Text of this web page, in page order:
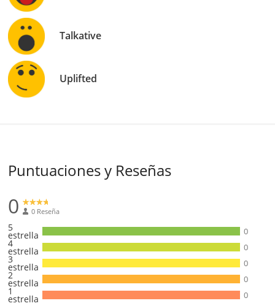
Talkative
Uplifted
Puntuaciones y Reseñas
0 0 Reseña
5
estrella 0
4
estrella 0
3
estrella 0
2
estrella 0
1
estrella 0